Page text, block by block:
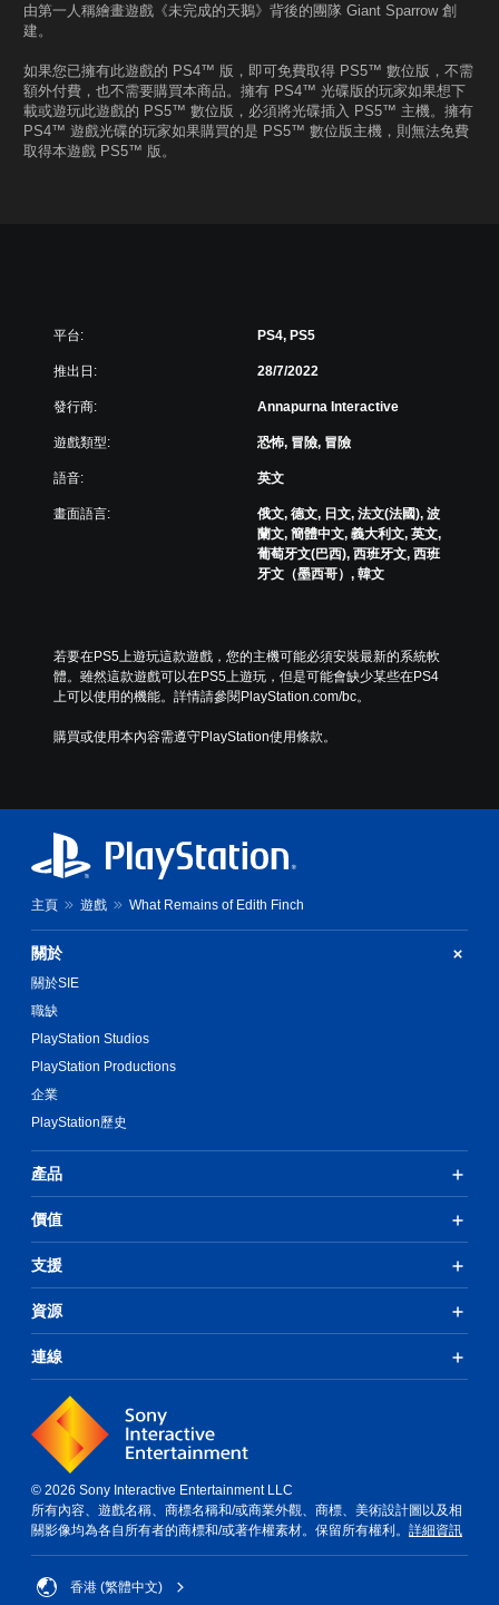
由第一人稱繪畫遊戲《未完成的天鵝》背後的團隊 Giant Sparrow 創
建。
如果您已擁有此遊戲的 PS4™ 版，即可免費取得 PS5™ 數位版，不需
額外付費，也不需要購買本商品。擁有 PS4™ 光碟版的玩家如果想下
載或遊玩此遊戲的 PS5™ 數位版，必須將光碟插入 PS5™ 主機。擁有
PS4™ 遊戲光碟的玩家如果購買的是 PS5™ 數位版主機，則無法免費
取得本遊戲 PS5™ 版。
平台: PS4, PS5
推出日: 28/7/2022
發行商: Annapurna Interactive
遊戲類型: 恐怖, 冒險, 冒險
語音: 英文
畫面語言:
俄文, 德文, 日文, 法文(法國), 波
蘭文, 簡體中文, 義大利文, 英文,
葡萄牙文(巴西), 西班牙文, 西班
牙文（墨西哥）, 韓文
若要在PS5上遊玩這款遊戲，您的主機可能必須安裝最新的系統軟
體。雖然這款遊戲可以在PS5上遊玩，但是可能會缺少某些在PS4
上可以使用的機能。詳情請參閱PlayStation.com/bc。
購買或使用本內容需遵守PlayStation使用條款。
主頁 遊戲 What Remains of Edith Finch
關於
關於SIE
職缺
PlayStation Studios
PlayStation Productions
企業
PlayStation歷史
產品
價值
支援
資源
連線
© 2026 Sony Interactive Entertainment LLC
所有內容、遊戲名稱、商標名稱和/或商業外觀、商標、美術設計圖以及相
關影像均為各自所有者的商標和/或著作權素材。保留所有權利。 詳細資訊
香港 (繁體中文)